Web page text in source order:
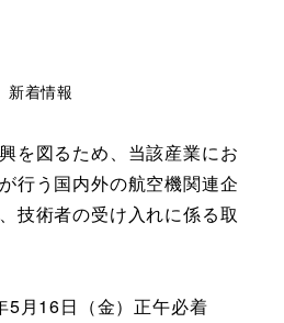
ゴリー
新着情報
を図るため、当該産業にお
行う国内外の航空機関連企
技術者の受け入れに係る取
5月16日（金）正午必着